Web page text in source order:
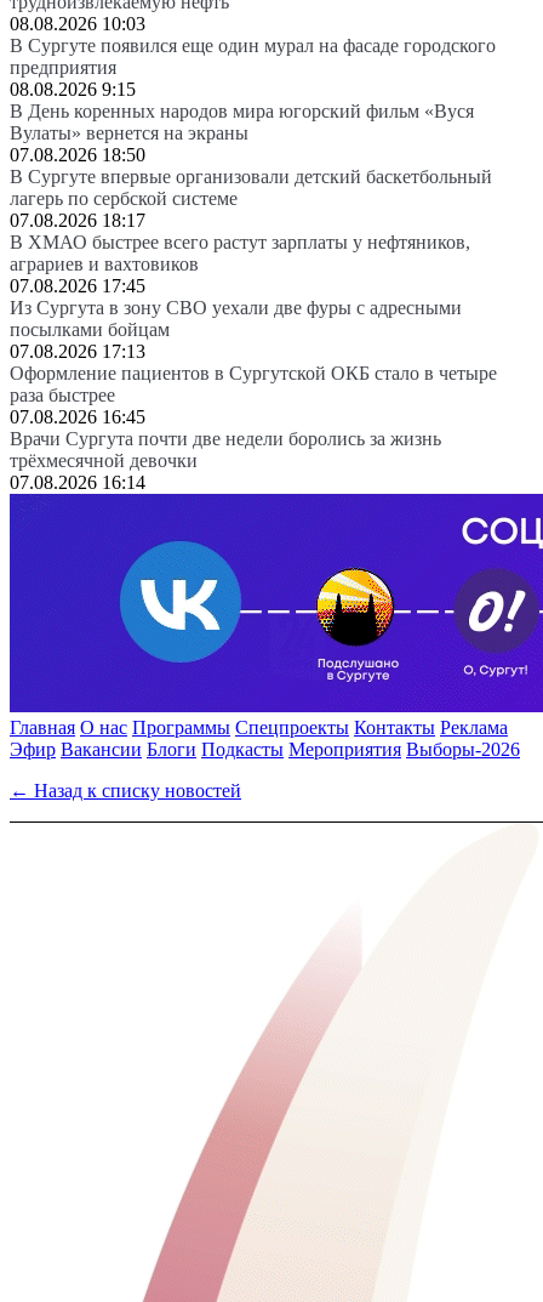
08.08.2026 10:03
В Сургуте появился еще один мурал на фасаде городского
предприятия
08.08.2026 9:15
В День коренных народов мира югорский фильм «Вуся
Вулаты» вернется на экраны
07.08.2026 18:50
В Сургуте впервые организовали детский баскетбольный
лагерь по сербской системе
07.08.2026 18:17
В ХМАО быстрее всего растут зарплаты у нефтяников,
аграриев и вахтовиков
07.08.2026 17:45
Из Сургута в зону СВО уехали две фуры с адресными
посылками бойцам
07.08.2026 17:13
Оформление пациентов в Сургутской ОКБ стало в четыре
раза быстрее
07.08.2026 16:45
Врачи Сургута почти две недели боролись за жизнь
трёхмесячной девочки
07.08.2026 16:14
Главная О нас Программы Спецпроекты Контакты Реклама
Эфир Вакансии Блоги Подкасты Мероприятия Выборы-2026
← Назад к списку новостей